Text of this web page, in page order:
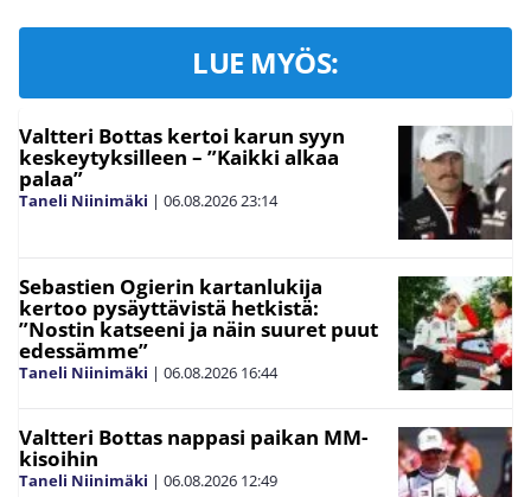
LUE MYÖS:
Valtteri Bottas kertoi karun syyn
keskeytyksilleen – ”Kaikki alkaa
palaa”
Taneli Niinimäki | 06.08.202623:14
Sebastien Ogierin kartanlukija
kertoo pysäyttävistä hetkistä:
”Nostin katseeni ja näin suuret puut
edessämme”
Taneli Niinimäki | 06.08.2026 16:44
Valtteri Bottas nappasi paikan MM-
kisoihin
Taneli Niinimäki | 06.08.2026 12:49